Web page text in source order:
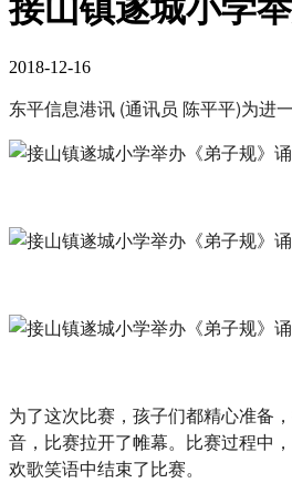
接山镇遂城小学
2018-12-16
东平信息港讯 (通讯员 陈平平)为进
为了这次比赛，孩子们都精心准备
音，比赛拉开了帷幕。比赛过程中
欢歌笑语中结束了比赛。